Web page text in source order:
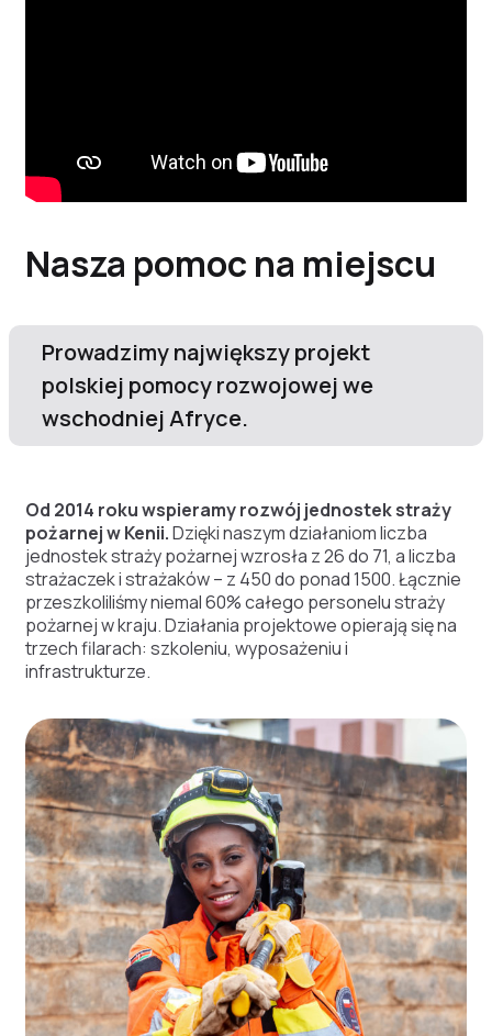
Nasza pomoc na miejscu
Prowadzimy największy projekt
polskiej pomocy rozwojowej we
wschodniej Afryce.
Od 2014 roku wspieramy rozwój jednostek straży
pożarnej w Kenii.Dzięki naszym działaniom liczba
jednostek straży pożarnej wzrosła z 26 do 71, a liczba
strażaczek i strażaków – z 450 do ponad 1500. Łącznie
przeszkoliliśmy niemal 60% całego personelu straży
pożarnej w kraju. Działania projektowe opierają się na
trzech filarach: szkoleniu, wyposażeniu i
infrastrukturze.